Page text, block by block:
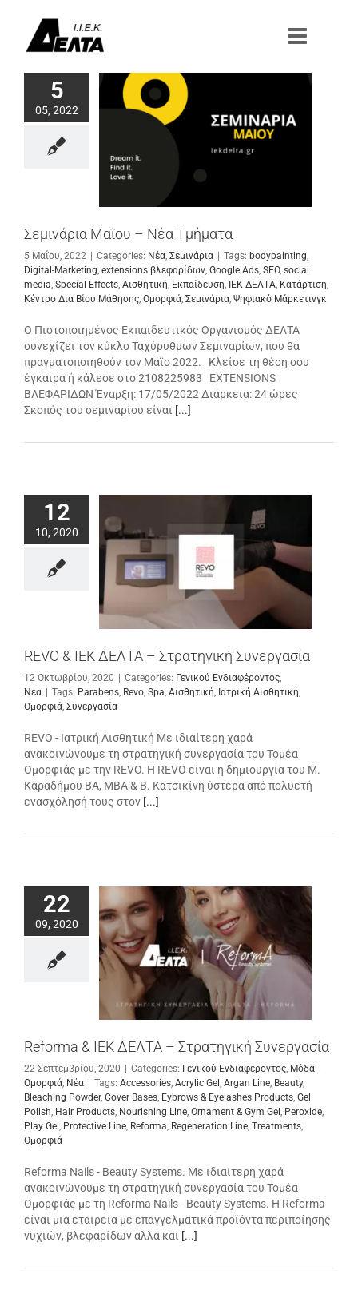
περιεχόμενο
5
05, 2022
Σεμινάρια Μαΐου – Νέα Τμήματα
5 Μαΐου, 2022 | Categories: Νέα Σεμινάρια | Tags: bodypainting
Digital-Marketing extensions βλεφαρίδων Google Ads SEO, social
media Special Effects Αισθητική Εκπαίδευση ΙΕΚ ΔΕΛΤΑ Κατάρτιση
Κέντρο Δια Βίου Μάθησης Ομορφιά Σεμινάρια Ψηφιακό Μάρκετινγκ
Ο Πιστοποιημένος Εκπαιδευτικός Οργανισμός ΔΕΛΤΑ
συνεχίζει τον κύκλο Ταχύρυθμων Σεμιναρίων, που θα
πραγματοποιηθούν τον Μάϊο 2022. Κλείσε τη θέση σου
έγκαιρα ή κάλεσε στο 2108225983 EXTENSIONS
ΒΛΕΦΑΡΙΔΩΝ Έναρξη: 17/05/2022 Διάρκεια: 24 ώρες
Σκοπός του σεμιναρίου είναι [...]
12
10, 2020
REVO & ΙΕΚ ΔΕΛΤΑ – Στρατηγική Συνεργασία
12 Οκτωβρίου, 2020 | Categories: Γενικού Ενδιαφέροντος
Νέα | Tags: Parabens Revo Spa Αισθητική Ιατρική Αισθητική
Ομορφιά Συνεργασία
REVO - Ιατρική Αισθητική Με ιδιαίτερη χαρά
ανακοινώνουμε τη στρατηγική συνεργασία του Τομέα
Ομορφιάς με την REVO. Η REVO είναι η δημιουργία του Μ.
Καραδήμου BA, MBA & Β. Κατσικίνη ύστερα από πολυετή
ενασχόλησή τους στον [...]
22
09, 2020
Reforma & ΙΕΚ ΔΕΛΤΑ – Στρατηγική Συνεργασία
22 Σεπτεμβρίου, 2020 Categories: Γενικού Ενδιαφέροντος, Μόδα -
Ομορφιά, Νέα Tags: Accessories, Acrylic Gel , Argan Line, Beauty,
Bleaching Powder, Cover Bases, Eybrows & Eyelashes Products, Gel
Polish, Hair Products, Nourishing Line, Ornament & Gym Gel , Peroxide,
Play Gel , Protective Line, Reforma, Regeneration Line, Treatments,
Ομορφιά
Reforma Nails - Beauty Systems. Με ιδιαίτερη χαρά
ανακοινώνουμε τη στρατηγική συνεργασία του Τομέα
Ομορφιάς με τη Reforma Nails - Beauty Systems. Η Reforma
είναι μια εταιρεία με επαγγελματικά προϊόντα περιποίησης
νυχιών, βλεφαρίδων αλλά και [...]